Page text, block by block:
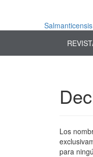
Contenido
lateral
Salmanticensis
Los
para